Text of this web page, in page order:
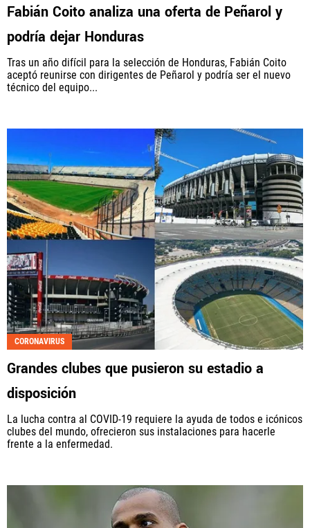
Fabián Coito analiza una oferta de Peñarol y
podría dejar Honduras
Tras un año difícil para la selección de Honduras, Fabián Coito
aceptó reunirse con dirigentes de Peñarol y podría ser el nuevo
técnico del equipo...
CORONAVIRUS
Grandes clubes que pusieron su estadio a
disposición
La lucha contra al COVID-19 requiere la ayuda de todos e icónicos
clubes del mundo, ofrecieron sus instalaciones para hacerle
frente a la enfermedad.